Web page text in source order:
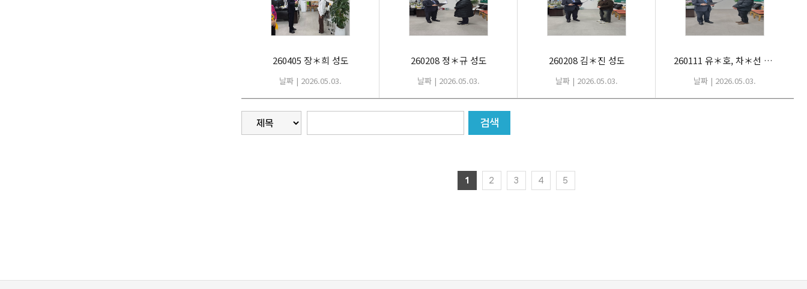
260405 장＊희 성도
날짜 | 2026.05.03.
260208 정＊규 성도
날짜 | 2026.05.03.
260208 김＊진 성도
날짜 | 2026.05.03.
260111 유＊호, 차＊선 성도
날짜 | 2026.05.03.
1 2 3 4 5